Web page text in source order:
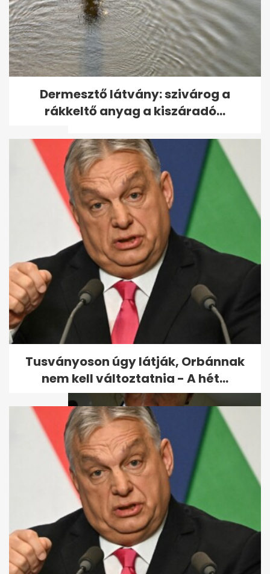
Telex: Koronavírusos lett,
majd meghalt az egyik
kaszinó...
A fogfájás leggyakoribb
következményei
Nagy bajra figyelmeztetnek az
állami ellátásban dolgozó...
Dermesztő látvány: szivárog a
rákkeltő anyag a kiszáradó...
Tusványoson úgy látják, Orbánnak
nem kell változtatnia - A hét...